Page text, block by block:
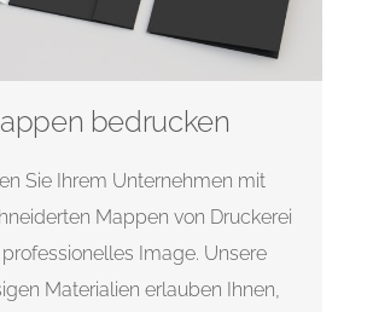
bedrucken
Sie Ihrem Unternehmen mit
Mappen von Druckerei
professionelles Image. Unsere
Materialien erlauben Ihnen,